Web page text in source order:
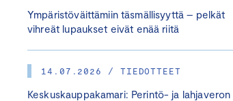
Ympäristöväittämiin täsmällisyyttä – pelkät
vihreät lupaukset eivät enää riitä
14.07.2026 / TIEDOTTEET
Keskuskauppakamari: Perintö- ja lahjaveron